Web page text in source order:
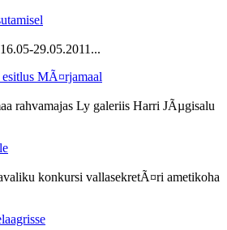
29.05.2011...
MÃ¤rjamaal
rahvamajas Ly galeriis Harri JÃµgisalu
konkursi vallasekretÃ¤ri ametikoha